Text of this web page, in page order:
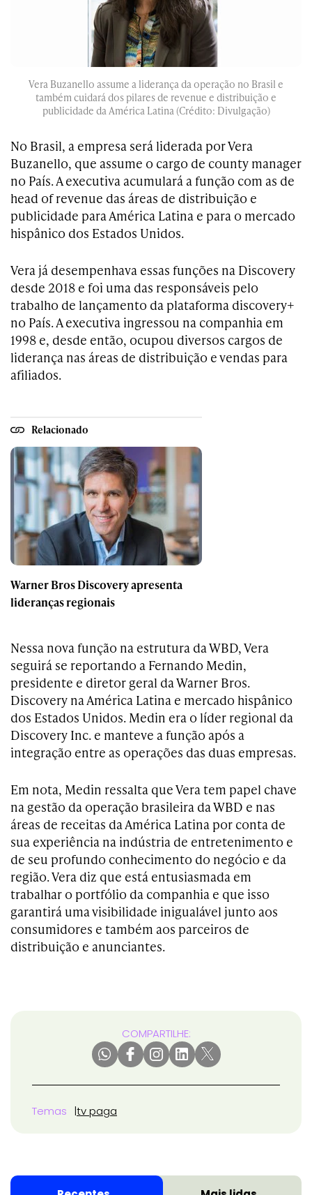
Vera Buzanello assume a liderança da operação no Brasil e
também cuidará dos pilares de revenue e distribuição e
publicidade da América Latina (Crédito: Divulgação)
No Brasil, a empresa será liderada por Vera
Buzanello, que assume o cargo de county manager
no País. A executiva acumulará a função com as de
head of revenue das áreas de distribuição e
publicidade para América Latina e para o mercado
hispânico dos Estados Unidos.
Vera já desempenhava essas funções na Discovery
desde 2018 e foi uma das responsáveis pelo
trabalho de lançamento da plataforma discovery+
no País. A executiva ingressou na companhia em
1998 e, desde então, ocupou diversos cargos de
liderança nas áreas de distribuição e vendas para
afiliados.
Relacionado
Warner Bros Discovery apresenta
lideranças regionais
Nessa nova função na estrutura da WBD, Vera
seguirá se reportando a Fernando Medin,
presidente e diretor geral da Warner Bros.
Discovery na América Latina e mercado hispânico
dos Estados Unidos. Medin era o líder regional da
Discovery Inc. e manteve a função após a
integração entre as operações das duas empresas.
Em nota, Medin ressalta que Vera tem papel chave
na gestão da operação brasileira da WBD e nas
áreas de receitas da América Latina por conta de
sua experiência na indústria de entretenimento e
de seu profundo conhecimento do negócio e da
região. Vera diz que está entusiasmada em
trabalhar o portfólio da companhia e que isso
garantirá uma visibilidade inigualável junto aos
consumidores e também aos parceiros de
distribuição e anunciantes.
COMPARTILHE:
Temas tv paga